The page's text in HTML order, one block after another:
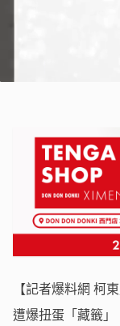
【記者爆料網 柯
遭爆扭蛋「藏籤